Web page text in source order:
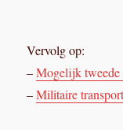
Vervolg op:
–Mogelijk tweede
–Militaire